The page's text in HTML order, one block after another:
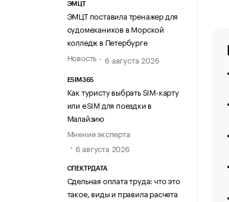
ЭМЦТ
ЭМЦТ поставила тренажер для
судомехаников в Морской
колледж в Петербурге
Новость
6 августа 2026
ESIM365
Как туристу выбрать SIM-карту
или eSIM для поездки в
Малайзию
Мнение эксперта
6 августа 2026
СПЕКТРДАТА
Сдельная оплата труда: что это
такое, виды и правила расчета